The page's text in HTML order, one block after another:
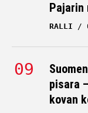
Pajarin
RALLI
pisara
kovan